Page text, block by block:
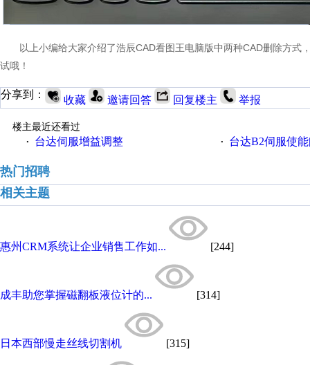
以上小编给大家介绍了浩辰CAD看图王电脑版中两种CAD删除方
试哦！
分享到： 收藏 邀请回答 回复楼主 举报
楼主最近还看过
·
台达伺服增益调整 · 台达B2伺服使
热门招聘
相关主题
惠州CRM系统让企业销售工作如... [244]
成丰助您掌握磁翻板液位计的... [314]
日本西部慢走丝线切割机 [315]